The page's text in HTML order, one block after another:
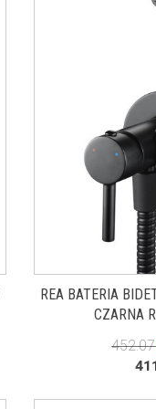
REA BATERIA
CZARNA
452.07